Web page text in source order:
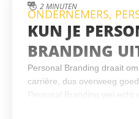
2 MINUTEN
ONDERNEMERS,
KUN JE
BRANDING
Personal Branding draait
carrière, dus overweeg
Personal Branding wel echt